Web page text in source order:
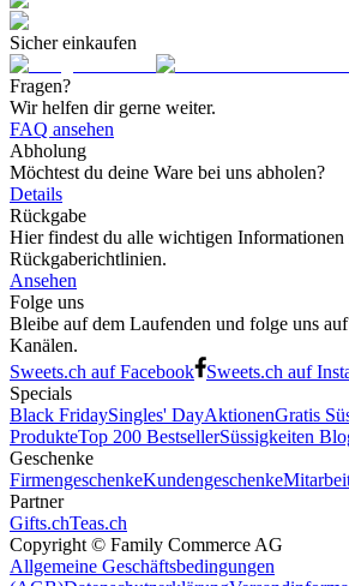
Sicher einkaufen
Fragen?
Wir helfen dir gerne weiter.
FAQ ansehen
Abholung
Möchtest du deine Ware bei uns abholen?
Details
Rückgabe
Hier findest du alle wichtigen Informationen
Rückgaberichtlinien.
Ansehen
Folge uns
Bleibe auf dem Laufenden und folge uns
Kanälen.
Sweets.ch auf Facebook
Sweets.ch auf
Specials
Black FridaySingles' DayAktionenGratis
ProdukteTop 200 BestsellerSüssigkeiten
Geschenke
FirmengeschenkeKundengeschenke
Partner
Gifts.chTeas.ch
Copyright © Family Commerce AG
Allgemeine Geschäftsbedingungen